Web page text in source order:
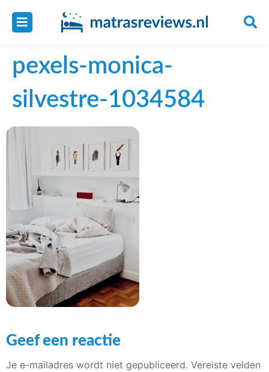
pexels-monica-
silvestre-1034584
Geef een reactie
Je e-mailadres wordt niet gepubliceerd. Vereiste velden